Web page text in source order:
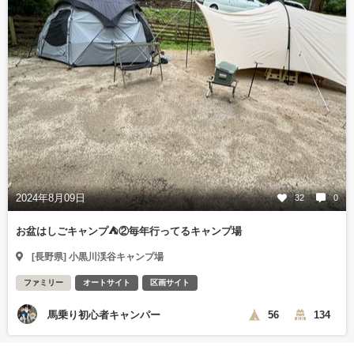
2024年8月09日 32 0
お盆はしごキャンプ⛺️②毎年行ってるキャンプ場
[長野県] 小黒川渓谷キャンプ場
ファミリー オートサイト 区画サイト
馬乗り初心者キャンパー 56 134